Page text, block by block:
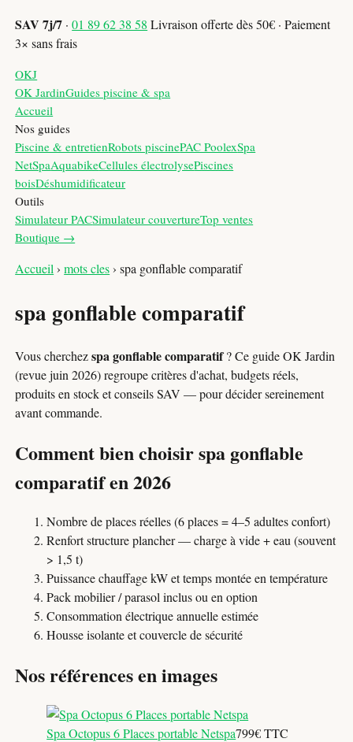
SAV 7j/7 ·01 89 62 38 58 Livraison offerte dès 50€ · Paiement
3× sans frais
OKJ
OK JardinGuides piscine & spa
Accueil
Nos guides
Piscine & entretienRobots piscinePAC PoolexSpa
NetSpaAquabikeCellules électrolysePiscines
boisDéshumidificateur
Outils
Simulateur PACSimulateur couvertureTop ventes
Boutique →
Accueil ›mots cles›spa gonflable comparatif
spa gonflable comparatif
Vous cherchezspa gonflable comparatif? Ce guide OK Jardin
(revue juin 2026) regroupe critères d'achat, budgets réels,
produits en stock et conseils SAV — pour décider sereinement
avant commande.
Comment bien choisir spa gonflable
comparatif en 2026
Nombre de places réelles (6 places = 4–5 adultes confort)
Renfort structure plancher — charge à vide + eau (souvent
> 1,5 t)
Puissance chauffage kW et temps montée en température
Pack mobilier / parasol inclus ou en option
Consommation électrique annuelle estimée
Housse isolante et couvercle de sécurité
Nos références en images
Spa Octopus 6 Places portable Netspa799€ TTC